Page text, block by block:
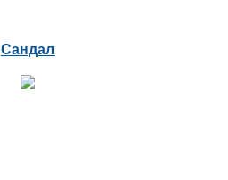
Сандал